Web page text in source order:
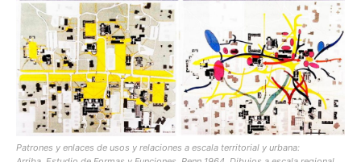
Patrones y enlaces de usos y relaciones a escala territorial y urbana: